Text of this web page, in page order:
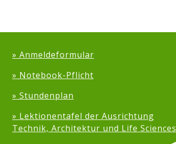
Anmeldeformular
Notebook-Pflicht
Stundenplan
Lektionentafel der Ausrichtung
Technik, Architektur und Life Sciences